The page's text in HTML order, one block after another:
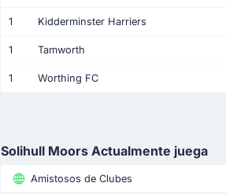
1 Kidderminster Harriers
1 Tamworth
1 Worthing FC
Solihull Moors Actualmente juega
Amistosos de Clubes